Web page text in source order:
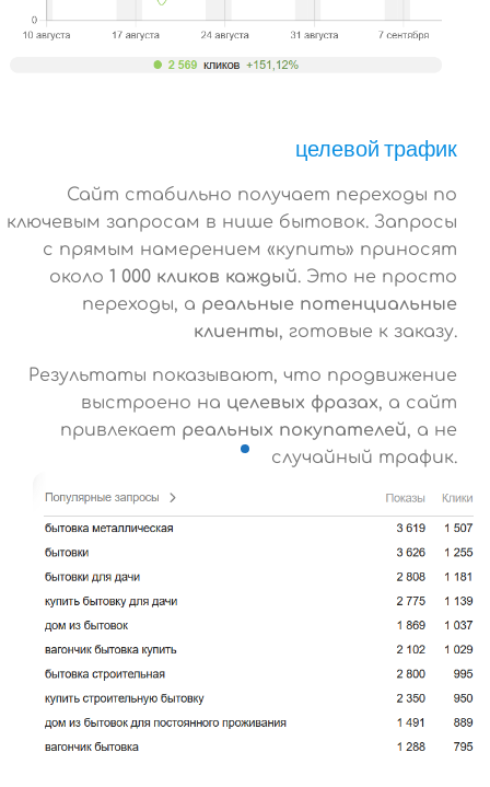
целевой трафик
Сайт стабильно получает переходы по
ключевым запросам в нише бытовок. Запросы
с прямым намерением «купить» приносят
около 1 000 кликов каждый. Это не просто
переходы, а реальные потенциальные
клиенты, готовые к заказу.
Результаты показывают, что продвижение
выстроено на целевых фразах, а сайт
привлекает реальных покупателей, а не
случайный трафик.